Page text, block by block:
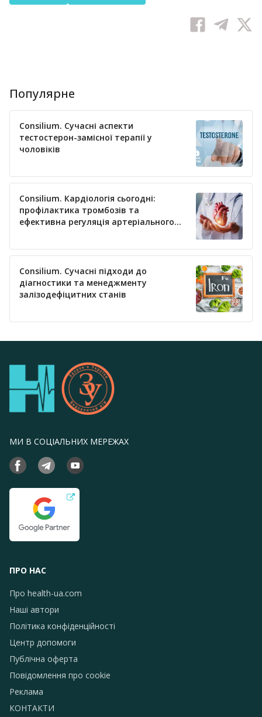
Популярне
Consilium. Сучасні аспекти
тестостерон-замісної терапії у
чоловіків
Consilium. Кардіологія сьогодні:
профілактика тромбозів та
ефективна регуляція артеріального
Consilium. Сучасні підходи до
діагностики та менеджменту
залізодефіцитних станів
МИ В СОЦІАЛЬНИХ МЕРЕЖАХ
ПРО НАС
Про health-ua.com
Наші автори
Політика конфіденційності
Центр допомоги
Публічна оферта
Повідомлення про сookie
Реклама
КОНТАКТИ